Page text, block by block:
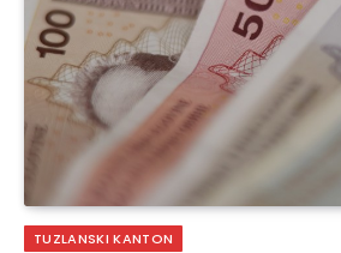
TUZLANSKI KANTON